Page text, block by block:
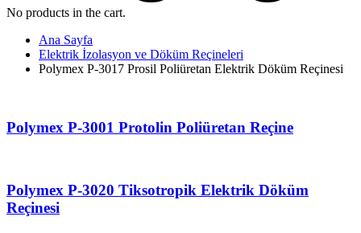
No products in the cart.
Ana Sayfa
Elektrik İzolasyon ve Döküm Reçineleri
Polymex P-3017 Prosil Poliüretan Elektrik Döküm Reçinesi
Polymex P-3001 Protolin Poliüretan Reçine
Polymex P-3020 Tiksotropik Elektrik Döküm
Reçinesi